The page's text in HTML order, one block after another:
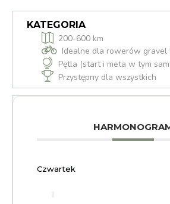
KATEGORIA
200-600 km
Idealne dla rowerów gravel
Pętla (start i meta w tym
Przystępny dla wszystkich
Czwartek